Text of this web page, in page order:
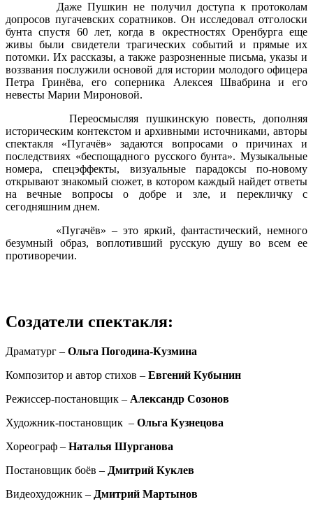
Даже Пушкин не получил доступа к протоколам
допросов пугачевских соратников. Он исследовал отголоски
бунта спустя 60 лет, когда в окрестностях Оренбурга еще
живы были свидетели трагических событий и прямые их
потомки. Их рассказы, а также разрозненные письма, указы и
воззвания послужили основой для истории молодого офицера
Петра Гринёва, его соперника Алексея Швабрина и его
невесты Марии Мироновой.
Переосмысляя пушкинскую повесть, дополняя
историческим контекстом и архивными источниками, авторы
спектакля «Пугачёв» задаются вопросами о причинах и
последствиях «беспощадного русского бунта». Музыкальные
номера, спецэффекты, визуальные парадоксы по-новому
открывают знакомый сюжет, в котором каждый найдет ответы
на вечные вопросы о добре и зле, и перекличку с
сегодняшним днем.
«Пугачёв» – это яркий, фантастический, немного
безумный образ, воплотивший русскую душу во всем ее
противоречии.
Создатели спектакля:
Драматург – Ольга Погодина-Кузмина
Композитор и автор стихов – Евгений Кубынин
Режиссер-постановщик – Александр Созонов
Художник-постановщик – Ольга Кузнецова
Хореограф – Наталья Шурганова
Постановщик боёв – Дмитрий Куклев
Видеохудожник – Дмитрий Мартынов